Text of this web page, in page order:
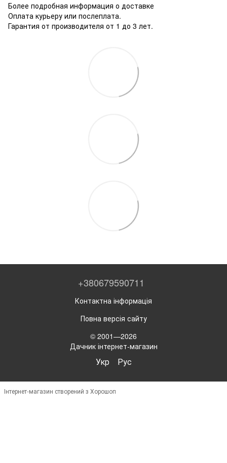
Более подробная информация о доставке
Оплата курьеру или послеплата.
Гарантия от производителя от 1 до 3 лет.
+380679590711
Контактна інформація
Повна версія сайту
© 2001—2026
Дачник інтернет-магазин
Укр Рус
Інтернет-магазин створений з Хорошоп